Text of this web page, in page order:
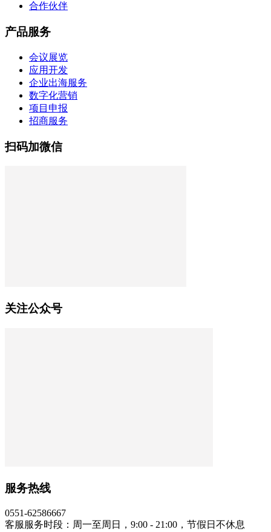
合作伙伴
产品服务
会议展览
应用开发
企业出海服务
数字化营销
项目申报
招商服务
扫码加微信
关注公众号
服务热线
0551-62586667
客服服务时段：周一至周日，9:00 - 21:00，节假日不休息